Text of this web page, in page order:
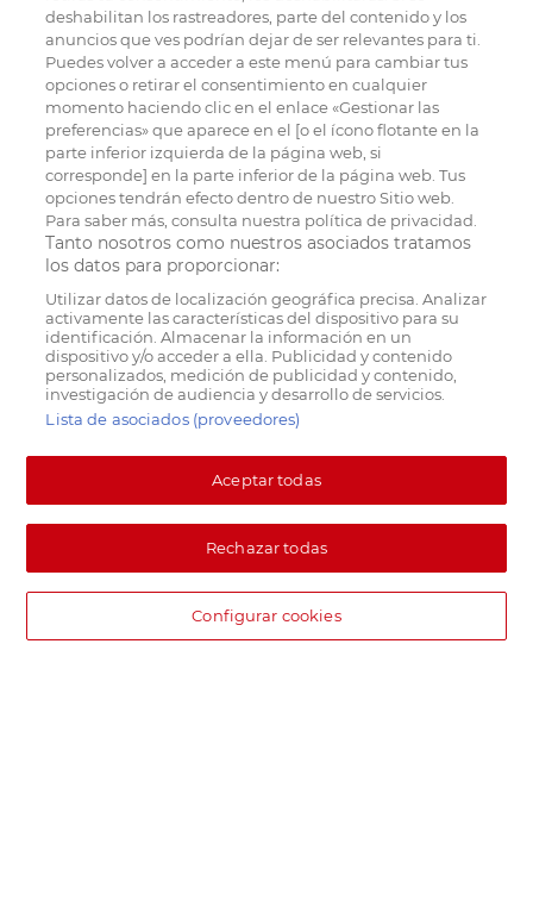
deshabilitan los rastreadores, parte del contenido y los
anuncios que ves podrían dejar de ser relevantes para ti.
Puedes volver a acceder a este menú para cambiar tus
opciones o retirar el consentimiento en cualquier
momento haciendo clic en el enlace «Gestionar las
preferencias» que aparece en el [o el ícono flotante en la
parte inferior izquierda de la página web, si
corresponde] en la parte inferior de la página web. Tus
opciones tendrán efecto dentro de nuestro Sitio web.
Para saber más, consulta nuestra política de privacidad.
Tanto nosotros como nuestros asociados tratamos
los datos para proporcionar:
Utilizar datos de localización geográfica precisa. Analizar
activamente las características del dispositivo para su
identificación. Almacenar la información en un
dispositivo y/o acceder a ella. Publicidad y contenido
personalizados, medición de publicidad y contenido,
investigación de audiencia y desarrollo de servicios.
Lista de asociados (proveedores)
Aceptar todas
Rechazar todas
Configurar cookies